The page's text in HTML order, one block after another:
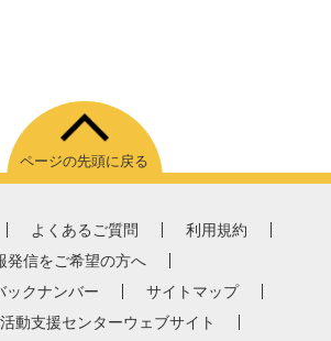
ページの先頭に戻る
よくあるご質問
利用規約
発信をご希望の方へ
ックナンバー
サイトマップ
動支援センターウェブサイト